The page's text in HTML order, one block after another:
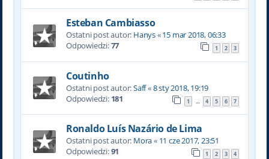
Esteban Cambiasso
Ostatni post autor: Hanys«15 mar 2018, 06:33
Odpowiedzi:77 1 2 3
Coutinho
Ostatni post autor:Saff«8 sty 2018, 19:19
Odpowiedzi: 181 1 … 4 5 6 7
Ronaldo Luís Nazário de Lima
Ostatni post autor: Mora« 11 cze 2017, 23:51
Odpowiedzi:91 1 2 3 4